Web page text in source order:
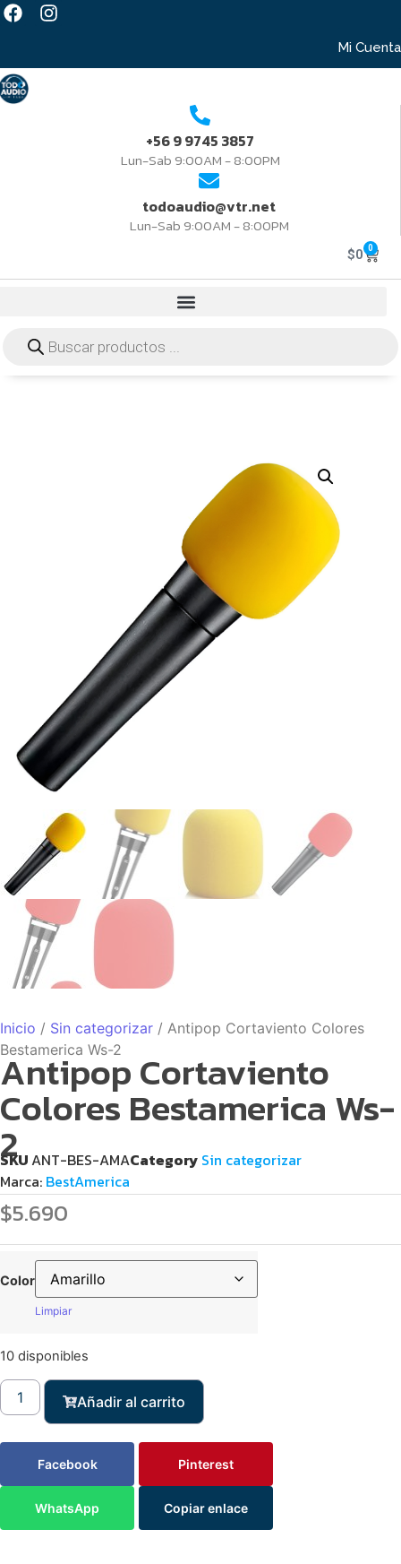
Mi Cuenta
+56 9 9745 3857
Lun-Sab 9:00AM - 8:00PM
todoaudio@vtr.net
Lun-Sab 9:00AM - 8:00PM
$0 0
Inicio / Sin categorizar / Antipop Cortaviento Colores
Bestamerica Ws-2
Antipop Cortaviento
Colores Bestamerica Ws-
2
SKUANT-BES-AMACategory Sin categorizar
Marca: BestAmerica
$5.690
Color
Limpiar
10 disponibles
Añadir al carrito
Facebook Pinterest
WhatsApp Copiar enlace